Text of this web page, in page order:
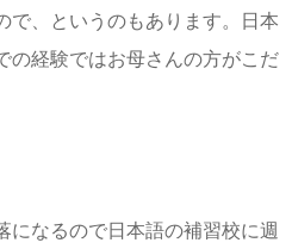
で、というのもあります。日本
の経験ではお母さんの方がこだ
になるので日本語の補習校に週